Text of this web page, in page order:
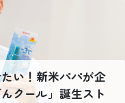
い！新米パパが企
クール」誕生スト